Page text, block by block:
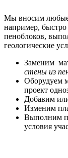
Мы вносим любые
например,
пеноблоков,
геологические
Заменим
стены из
Оборудуем
проект
Добавим
Изменим
Выполним
условия